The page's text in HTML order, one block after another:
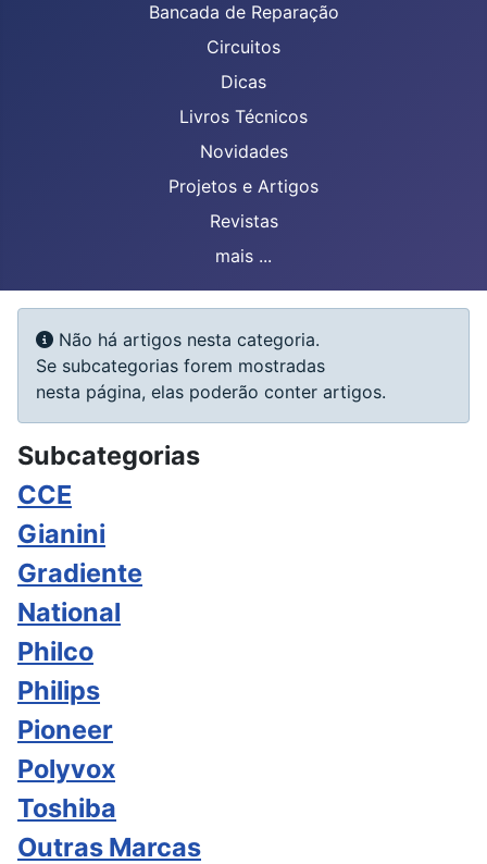
Bancada de Reparação
Circuitos
Dicas
Livros Técnicos
Novidades
Projetos e Artigos
Revistas
mais ...
Informação
Não há artigos nesta categoria.
Se subcategorias forem mostradas
nesta página, elas poderão conter artigos.
Subcategorias
CCE
Gianini
Gradiente
National
Philco
Philips
Pioneer
Polyvox
Toshiba
Outras Marcas